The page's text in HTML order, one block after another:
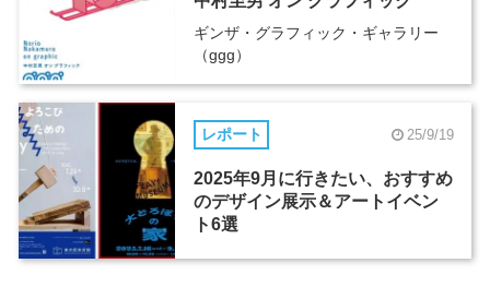
ギンザ・グラフィック・ギャラリー
（ggg）
レポート 25/9/19
2025年9月に行きたい、おすすめ
のデザイン展示＆アートイベン
ト6選